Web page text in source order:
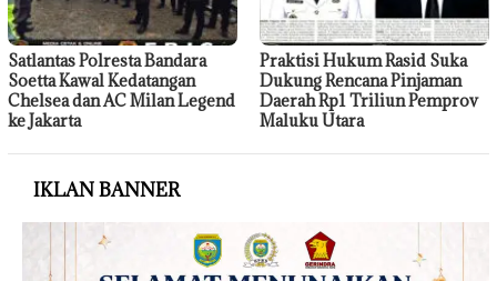
Satlantas Polresta Bandara
Soetta Kawal Kedatangan
Chelsea dan AC Milan Legend
ke Jakarta
Praktisi Hukum Rasid Suka
Dukung Rencana Pinjaman
Daerah Rp1 Triliun Pemprov
Maluku Utara
IKLAN BANNER